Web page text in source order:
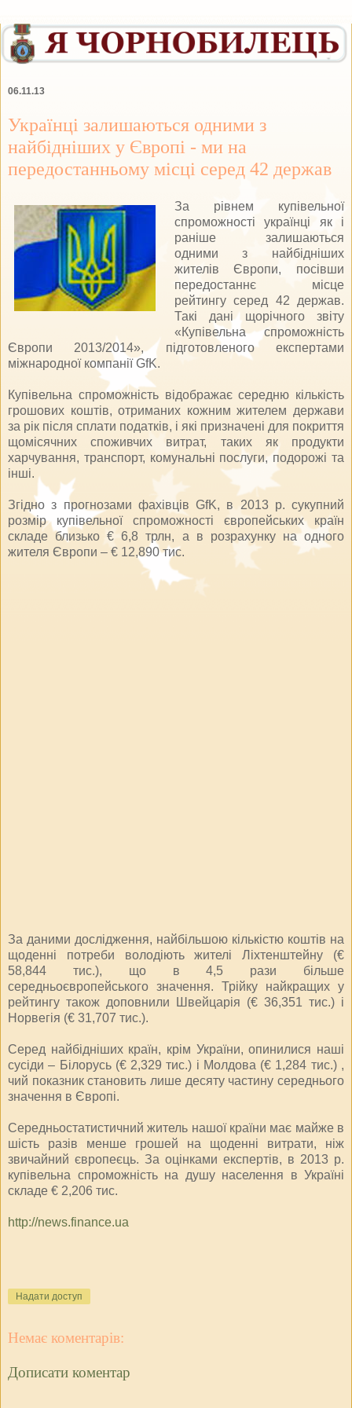
06.11.13
Українці залишаються одними з
найбідніших у Європі - ми на
передостанньому місці серед 42 держав
За рівнем купівельної
спроможності українці як і
раніше залишаються
одними з найбідніших
жителів Європи, посівши
передостаннє місце
рейтингу серед 42 держав.
Такі дані щорічного звіту
«Купівельна спроможність
Європи 2013/2014», підготовленого експертами
міжнародної компанії GfK.
Купівельна спроможність відображає середню кількість
грошових коштів, отриманих кожним жителем держави
за рік після сплати податків, і які призначені для покриття
щомісячних споживчих витрат, таких як продукти
харчування, транспорт, комунальні послуги, подорожі та
інші.
Згідно з прогнозами фахівців GfK, в 2013 р. сукупний
розмір купівельної спроможності європейських країн
складе близько € 6,8 трлн, а в розрахунку на одного
жителя Європи – € 12,890 тис.
За даними дослідження, найбільшою кількістю коштів на
щоденні потреби володіють жителі Ліхтенштейну (€
58,844 тис.), що в 4,5 рази більше
середньоєвропейського значення. Трійку найкращих у
рейтингу також доповнили Швейцарія (€ 36,351 тис.) і
Норвегія (€ 31,707 тис.).
Серед найбідніших країн, крім України, опинилися наші
сусіди – Білорусь (€ 2,329 тис.) і Молдова (€ 1,284 тис.) ,
чий показник становить лише десяту частину середнього
значення в Європі.
Середньостатистичний житель нашої країни має майже в
шість разів менше грошей на щоденні витрати, ніж
звичайний європеєць. За оцінками експертів, в 2013 р.
купівельна спроможність на душу населення в Україні
складе € 2,206 тис.
http://news.finance.ua
Надати доступ
Немає коментарів:
Дописати коментар